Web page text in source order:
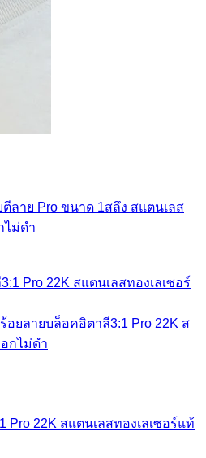
ลาย Pro ขนาด 1สลึง สแตนเลส
ไม่ดำ
Pro 22K สแตนเลสทองเลเซอร์แท้